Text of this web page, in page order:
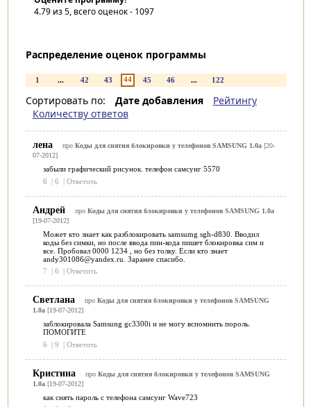
4.79из 5, всего оценок - 1097
Распределение оценок программы
1 ... 42 43 44 45 46 ... 122
Сортировать по: Дате добавления
Рейтингу
Количеству ответов
лена про Коды для снятия блокировки у телефонов SAMSUNG 1.0a[20-
07-2012]
забыли графический рисунок. телефон самсунг 5570
6
| 6 | Ответить
Андрей про Коды для снятия блокировки у телефонов SAMSUNG 1.0a
[19-07-2012]
Может кто знает как разблокировать samsumg sgh-d830. Вводил
коды без симки, но после ввода пин-кода пишет блокировка сим и
все. Пробовал 0000 1234 , но без толку. Если кто знает
andy301086@yandex.ru. Заранее спасибо.
7
| 6 | Ответить
Светлана про Коды для снятия блокировки у телефонов SAMSUNG
1.0a[19-07-2012]
заблокировала Samsung gc3300i и не могу вспомнить пороль.
ПОМОГИТЕ
6
| 9 | Ответить
Кристина про Коды для снятия блокировки у телефонов SAMSUNG
1.0a[19-07-2012]
как снять пароль с телефона самсунг Wave723